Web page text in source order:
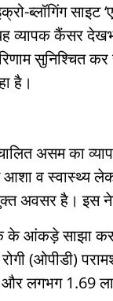
ब्लॉगिंग साइट
व्यापक कैंसर
सुनिश्चित
है।
असम का
व स्वास्थ्य
अवसर है। इस
आंकड़े साझा
(ओपीडी)
लगभग 1.69